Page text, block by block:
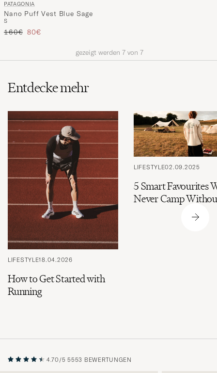
PATAGONIA
Nano Puff Vest Blue Sage
S
Regulärer Preis
160€ Reduzierter Preis
80€
gezeigt werden 7 von 7
Entdecke mehr
LIFESTYLE18.04.2026
How to Get Started with
Running
LIFESTYLE02.09.2025
5 Smart Favourites
Never Camp
4.70/5 5553 BEWERTUNGEN